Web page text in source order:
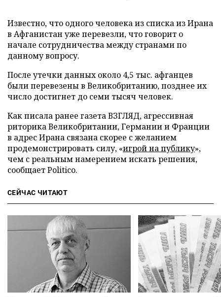
Известно, что одного человека из списка из Ирана
в Афганистан уже перевезли, что говорит о
начале сотрудничества между странами по
данному вопросу.
После утечки данных около 4,5 тыс. афганцев
были перевезены в Великобританию, позднее их
число достигнет до семи тысяч человек.
Как писала ранее газета ВЗГЛЯД, агрессивная
риторика Великобритании, Германии и Франции
в адрес Ирана связана скорее с желанием
продемонстрировать силу, «игрой на публику»,
чем с реальным намерением искать решения,
сообщает Politico.
СЕЙЧАС ЧИТАЮТ